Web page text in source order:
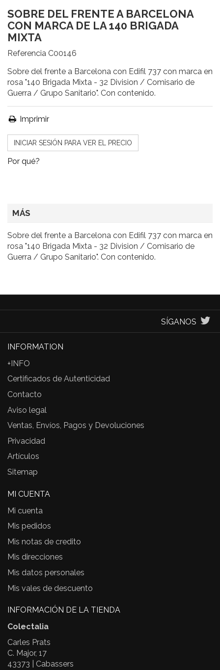
SOBRE DEL FRENTE A BARCELONA
CON MARCA DE LA 140 BRIGADA
MIXTA
Referencia C00146
Sobre del frente a Barcelona con Edifil 737 con marca en
rosa "140 Brigada Mixta - 32 Division / Comisario de
Guerra / Grupo Sanitario". Con contenido.
Imprimir
INICIAR SESIÓN PARA VER EL PRECIO
Por qué?
MÁS
Sobre del frente a Barcelona con Edifil 737 con marca en
rosa "140 Brigada Mixta - 32 Division / Comisario de
Guerra / Grupo Sanitario". Con contenido.
SÍGANOS
INFORMATION
+INFO
Certificados de Autenticidad
Contacto
Aviso legal
Ventas, Envíos, Pagos y Devoluciones
Privacidad
Artículos
Sitemap
MI CUENTA
Mi cuenta
Mis pedidos
Mis notas de credito
Mis direcciones
Mis datos personales
Mis vales de descuento
INFORMACIÓN DE LA TIENDA
Colectalia
Carles Prats
C. Major, 17
43373 | Cabassers